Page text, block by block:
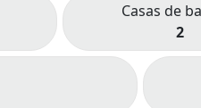
Casas de
2